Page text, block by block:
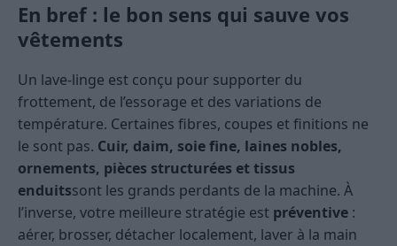
En bref : le bon sens qui sauve vos
vêtements
Un lave-linge est conçu pour supporter du
frottement, de l’essorage et des variations de
température. Certaines fibres, coupes et finitions ne
le sont pas. Cuir, daim, soie fine, laines nobles,
ornements, pièces structurées et tissus
enduitssont les grands perdants de la machine. À
l’inverse, votre meilleure stratégie est préventive :
aérer, brosser, détacher localement, laver à la main